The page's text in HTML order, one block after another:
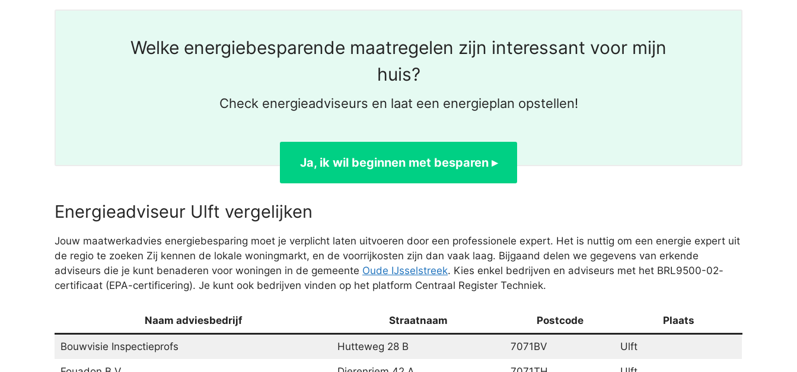
Welke energiebesparende maatregelen zijn interessant voor mijn
huis?
Check energieadviseurs en laat een energieplan opstellen!
Ja, ik wil beginnen met besparen ▸
Energieadviseur Ulft vergelijken
Jouw maatwerkadvies energiebesparing moet je verplicht laten uitvoeren door een professionele expert. Het is nuttig om een energie expert uit
de regio te zoeken Zij kennen de lokale woningmarkt, en de voorrijkosten zijn dan vaak laag. Bijgaand delen we gegevens van erkende
adviseurs die je kunt benaderen voor woningen in de gemeente Oude IJsselstreek. Kies enkel bedrijven en adviseurs met het BRL9500-02-
certificaat (EPA-certificering). Je kunt ook bedrijven vinden op het platform Centraal Register Techniek.
Naam adviesbedrijf Straatnaam Postcode Plaats
Bouwvisie Inspectieprofs Hutteweg 28 B 7071BV Ulft